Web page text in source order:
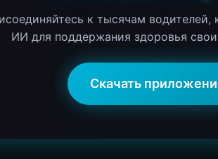
к тысячам водителей,
ИИ для поддержания здоровья
Скачать